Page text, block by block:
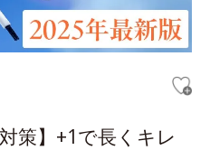
策】+1で長くキレ